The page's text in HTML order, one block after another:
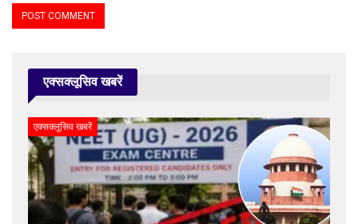
एक्सक्लूसिव खबरें
एक्सक्लूसिव खबरें